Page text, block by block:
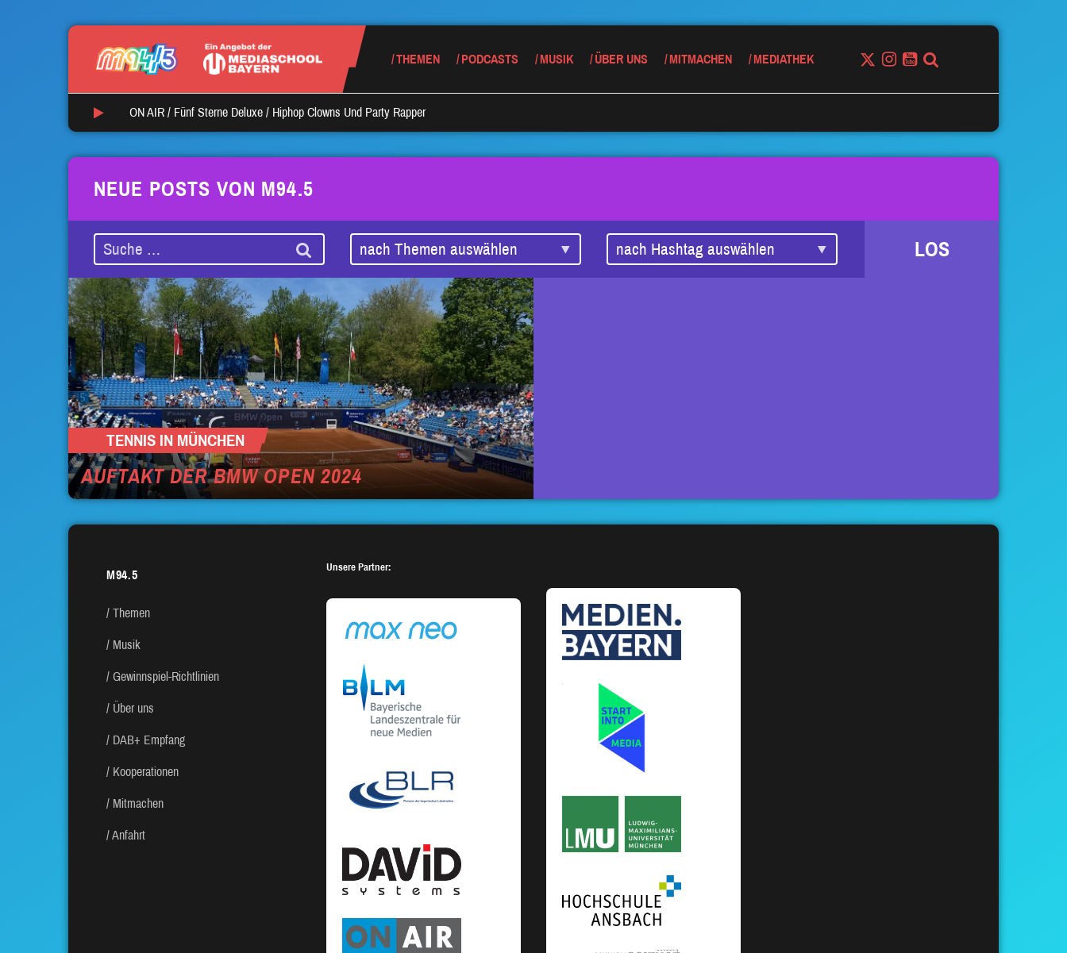
THEMEN PODCASTS MUSIK ÜBER UNS MITMACHEN MEDIATHEK
ON AIR / Fünf Sterne Deluxe / Hiphop Clowns Und Party Rapper
NEUE POSTS VON M94.5
LOS
TENNIS IN MÜNCHEN
AUFTAKT DER BMW OPEN 2024
M94.5
Themen
Musik
Gewinnspiel-Richtlinien
Über uns
DAB+ Empfang
Kooperationen
Mitmachen
Anfahrt
Unsere Partner: